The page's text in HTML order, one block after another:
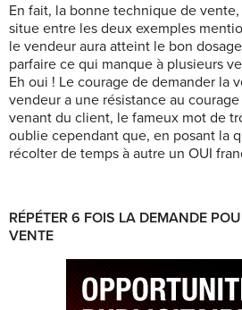
En fait, la bonne technique de
situe entre les deux exemples
le vendeur aura atteint le bon
parfaire ce qui manque à plusieurs
Eh oui ! Le courage de demander la
vendeur a une résistance au
venant du client, le fameux mot de
oublie cependant que, en posant la
récolter de temps à autre un OUI
RÉPÉTER 6 FOIS LA DEMANDE
VENTE